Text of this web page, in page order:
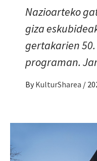
Nazioarteko
giza
gertakarien
programan.
By KulturSharea /